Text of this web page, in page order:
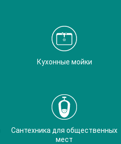
Кухонные мойки
Сантехника для общественных
мест